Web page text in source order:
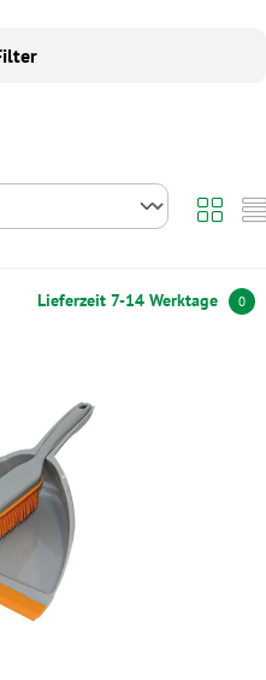
Lieferzeit 7-14 Werktage 0